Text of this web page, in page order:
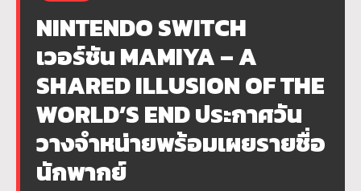
NINTENDO SWITCH
เวอร์ชัน MAMIYA – A
SHARED ILLUSION OF THE
WORLD’S END ประกาศวัน
วางจำหน่ายพร้อมเผยรายชื่อ
นักพากย์